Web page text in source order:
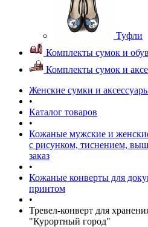
Туфли
Комплекты сумок и
Комплекты сумок и
Женские сумки и
•
Каталог товаров
•
Кожаные мужские и
с рисунком, тиснением,
заказ
•
Кожаные конверты для
принтом
•
Тревел-конверт для
"Курортный город"